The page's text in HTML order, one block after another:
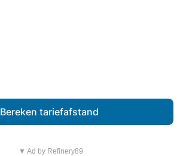
Bereken tariefafstand
▼ Ad by Refinery89